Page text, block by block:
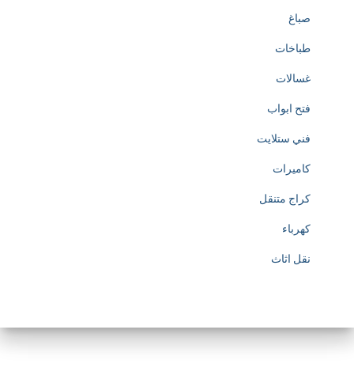
صباغ
طباخات
غسالات
فتح ابواب
فني ستلايت
كاميرات
كراج متنقل
كهرباء
نقل اثاث